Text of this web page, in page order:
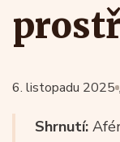
6. listopadu 2025
Shrnutí: